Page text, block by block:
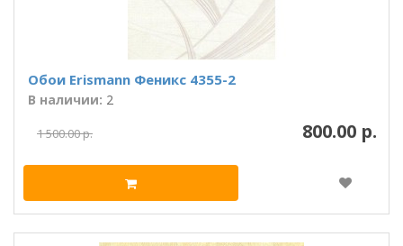
Обои Erismann Феникс 4355-2
В наличии: 2
800.00 р.
1 500.00 р.